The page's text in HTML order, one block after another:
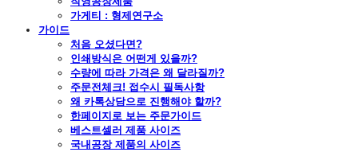
가게티 : 형제연구소
가이드
처음 오셨다면?
인쇄방식은 어떤게 있을까?
수량에 따라 가격은 왜 달라질까?
주문전체크! 접수시 필독사항
왜 카톡상담으로 진행해야 할까?
한페이지로 보는 주문가이드
베스트셀러 제품 사이즈
국내공장 제품의 사이즈